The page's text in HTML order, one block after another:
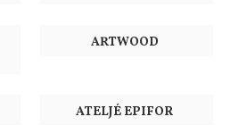
ARTWOOD
ATELJÉ EPIFOR